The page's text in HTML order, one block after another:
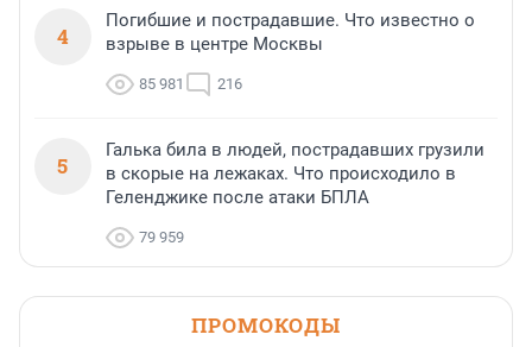
4
Погибшие и пострадавшие. Что известно о
взрыве в центре Москвы
85 981 216
5
Галька била в людей, пострадавших грузили
в скорые на лежаках. Что происходило в
Геленджике после атаки БПЛА
79 959
ПРОМОКОДЫ